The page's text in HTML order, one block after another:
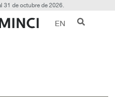
31 de octubre de 2026.
EN